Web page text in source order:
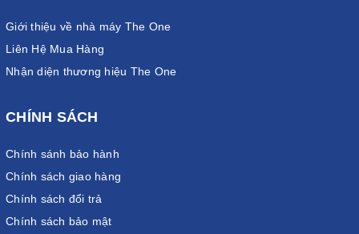
Giới thiệu về nhà máy The One
Liên Hệ Mua Hàng
Nhận diện thương hiệu The One
CHÍNH SÁCH
Chính sánh bảo hành
Chính sách giao hàng
Chính sách đổi trả
Chính sách bảo mật